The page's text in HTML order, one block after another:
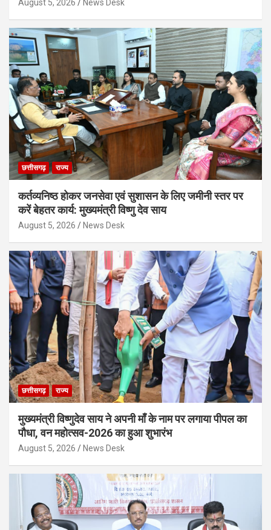
August 5, 2026 News Desk
छत्तीसगढ़ राज्य
कर्तव्यनिष्ठ होकर जनसेवा एवं सुशासन के लिए जमीनी स्तर पर
करें बेहतर कार्य: मुख्यमंत्री विष्णु देव साय
August 5, 2026 News Desk
छत्तीसगढ़ राज्य
मुख्यमंत्री विष्णुदेव साय ने अपनी माँ के नाम पर लगाया पीपल का
पौधा, वन महोत्सव-2026 का हुआ शुभारंभ
August 5, 2026 News Desk